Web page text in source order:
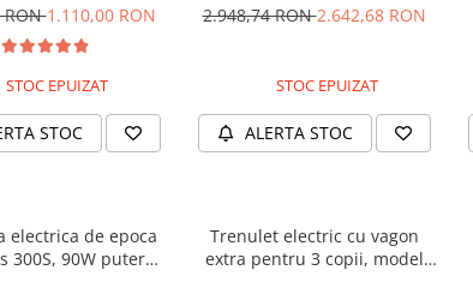
Black & White
RON1.110,00 RON
STOC EPUIZAT
STOC
2.948,74 RON2.642,68 RON
STOC EPUIZAT
ALERTA STOC
electrica de epoca
300S, 90W putere,
Trenulet electric cu vagon
extra pentru 3 copii, model